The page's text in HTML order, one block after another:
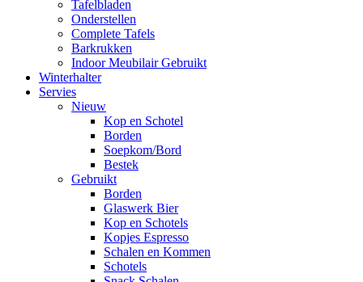
Tafelbladen
Onderstellen
Complete Tafels
Barkrukken
Indoor Meubilair Gebruikt
Winterhalter
Servies
Nieuw
Kop en Schotel
Borden
Soepkom/Bord
Bestek
Gebruikt
Borden
Glaswerk Bier
Kop en Schotels
Kopjes Espresso
Schalen en Kommen
Schotels